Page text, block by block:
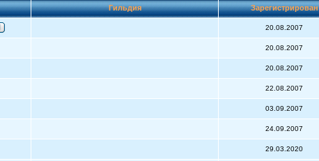
Гильдия Зарегистрирован
20.08.2007
20.08.2007
20.08.2007
22.08.2007
03.09.2007
24.09.2007
29.03.2020